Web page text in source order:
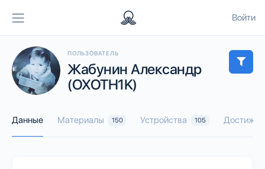
Войти
ПОЛЬЗОВАТЕЛЬ
Жабунин Александр
(OXOTH1K)
Данные Материалы 150 Устройства 105